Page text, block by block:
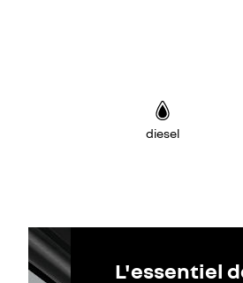
diesel
L'essentiel